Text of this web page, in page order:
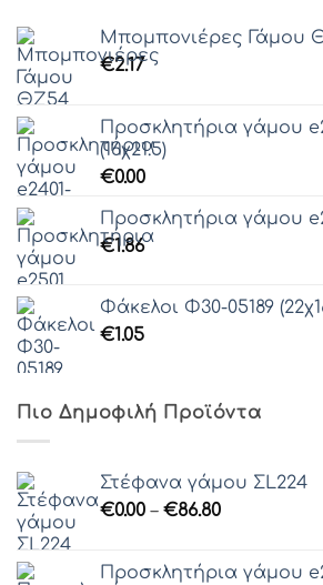
Μπομπονιέρες Γάμου
€2.17
Προσκλητήρια γάμου
(16χ21.5)
€0.00
Προσκλητήρια γάμου
€1.86
Φάκελοι Φ30-05189
€1.05
Πιο Δημοφιλή Προϊόντα
Στέφανα γάμου ΣL224
€0.00 – €86.80Price
through
Προσκλητήρια γάμου